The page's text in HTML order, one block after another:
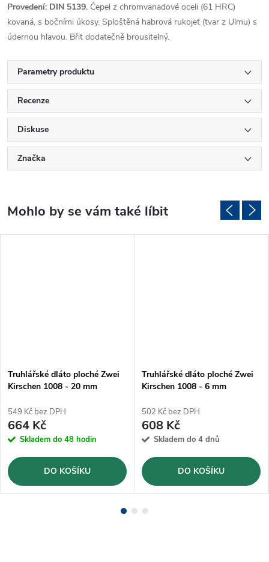
Provedení: DIN 5139. Čepel z chromvanadové oceli (61 HRC)
kovaná, s bočními úkosy. Sploštěná habrová rukojeť (tvar z Ulmu) s
údernou hlavou. Břit dodatečně brousitelný.
Parametry produktu
Recenze
Diskuse
Značka
Truhlářské dláto ploché Zwei
Kirschen 1008 - 20 mm
549 Kč bez DPH
664 Kč
Skladem do 48 hodin
DO KOŠÍKU
Truhlářské dláto ploché Zwei
Kirschen 1008 - 6 mm
502 Kč bez DPH
608 Kč
Skladem do 4 dnů
DO KOŠÍKU